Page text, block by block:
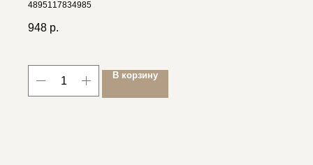
4895117834985
948 р.
В корзину